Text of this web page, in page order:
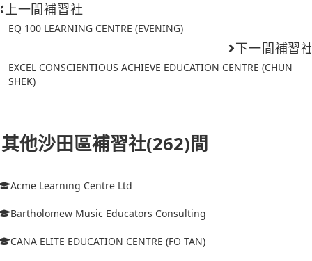
上一間補習社
EQ 100 LEARNING CENTRE (EVENING)
下一間補習
EXCEL CONSCIENTIOUS ACHIEVE EDUCATION CENTRE (CHUN
SHEK)
其他沙田區補習社(262)間
Acme Learning Centre Ltd
Bartholomew Music Educators Consulting
CANA ELITE EDUCATION CENTRE (FO TAN)